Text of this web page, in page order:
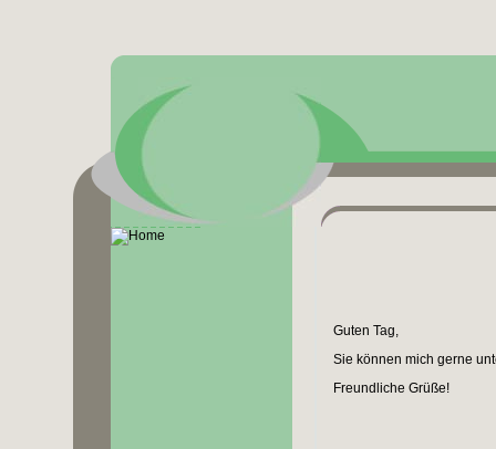
Guten Tag,
Sie können mich gerne
Freundliche Grüße!